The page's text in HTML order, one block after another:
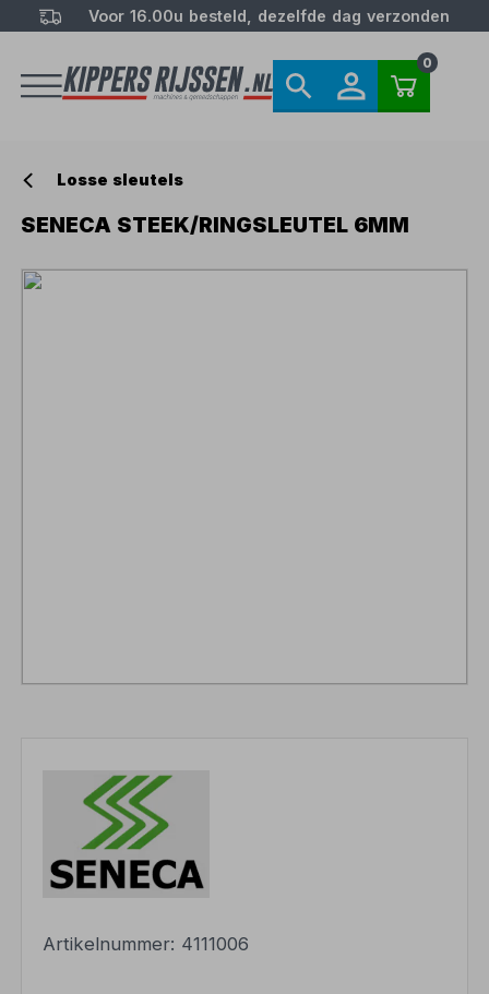
Voor 16.00u besteld, dezelfde dag verzonden
0
Losse sleutels
SENECA STEEK/RINGSLEUTEL 6MM
Artikelnummer: 4111006